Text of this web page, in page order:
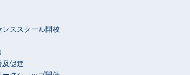
ススクール開校
及促進